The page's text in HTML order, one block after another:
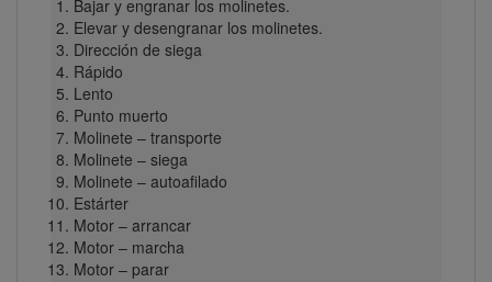
Bajar y engranar los molinetes.
Elevar y desengranar los molinetes.
Dirección de siega
Rápido
Lento
Punto muerto
Molinete – transporte
Molinete – siega
Molinete – autoafilado
Estárter
Motor – arrancar
Motor – marcha
Motor – parar